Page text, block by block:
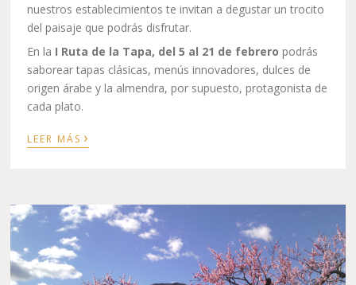
nuestros establecimientos te invitan a degustar un trocito
del paisaje que podrás disfrutar.
En la I Ruta de la Tapa, del 5 al 21 de febrero podrás
saborear tapas clásicas, menús innovadores, dulces de
origen árabe y la almendra, por supuesto, protagonista de
cada plato.
LEER MÁS ›